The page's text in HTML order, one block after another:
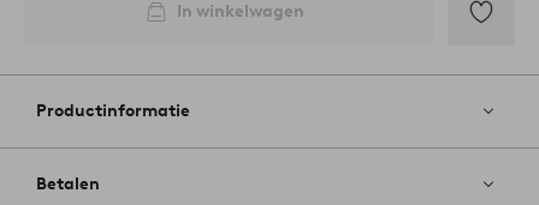
In winkelwagen
aan
Productinformatie
Betalen